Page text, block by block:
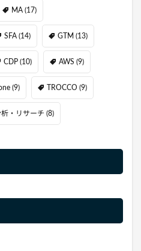
MA (17)
SFA (14) GTM (13)
CDP (10) AWS (9)
(9) TROCCO (9)
・リサーチ (8)